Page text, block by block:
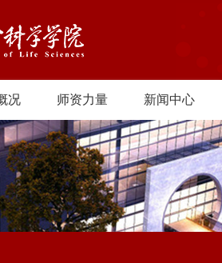
况 师资力量 新闻中心